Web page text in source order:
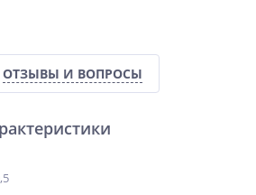
ОТЗЫВЫ И ВОПРОСЫ